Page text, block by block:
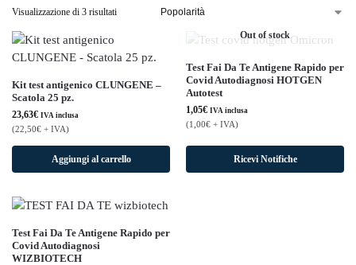
Visualizzazione di 3 risultati
Kit test antigenico CLUNGENE –
Scatola 25 pz.
23,63€ IVA inclusa
(22,50€ + IVA)
Aggiungi al carrello
Out of stock
Test Fai Da Te Antigene Rapido per
Covid Autodiagnosi HOTGEN
Autotest
1,05€ IVA inclusa
(1,00€ + IVA)
Ricevi Notifiche
Test Fai Da Te Antigene Rapido per
Covid Autodiagnosi
WIZBIOTECH